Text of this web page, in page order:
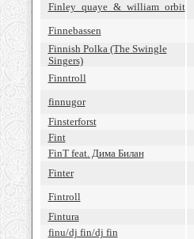
Finley_quaye_&_william_orbit
Finnebassen
Finnish Polka (The Swingle
Singers)
Finntroll
finnugor
Finsterforst
Fint
FinT feat. Дима Билан
Finter
Fintroll
Fintura
finu/dj fin/dj fin